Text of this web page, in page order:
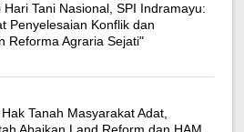
Hari Tani Nasional, SPI Indramayu:
Penyelesaian Konflik dan
Reforma Agraria Sejati"
Tanah Masyarakat Adat,